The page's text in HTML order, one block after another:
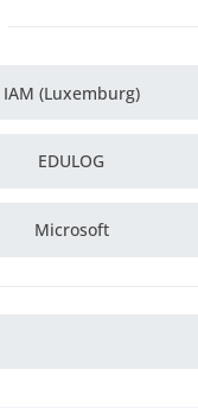
IAM (Luxemburg)
EDULOG
Microsoft